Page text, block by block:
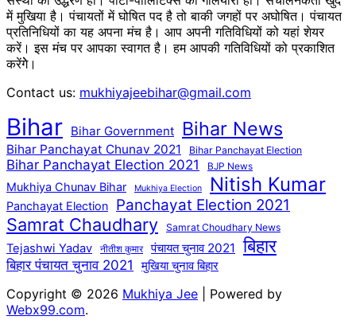
में मुखिया है। पंचायतों में घोषित पद है तो बाकी जगहों पर अघोषित। पंचायत
प्रतिनिधियों का यह अपना मंच है। आप अपनी गतिविधियों को यहां शेयर
करें। इस मंच पर आपका स्वागत है। हम आपकी गतिविधियों को प्रकाशित
करेंगेे।
Contact us: mukhiyajeebihar@gmail.com
Bihar Bihar Government Bihar News
Bihar Panchayat Chunav 2021 Bihar Panchayat Election
Bihar Panchayat Election 2021 BJP News
Mukhiya Chunav Bihar Mukhiya Election Nitish Kumar
Panchayat Election Panchayat Election 2021
Samrat Chaudhary Samrat Choudhary News
Tejashwi Yadav नीतीश कुमार पंचायत चुनाव 2021 बिहार
बिहार पंचायत चुनाव 2021 मुखिया चुनाव बिहार
Copyright © 2026 Mukhiya Jee | Powered by
Webx99.com.